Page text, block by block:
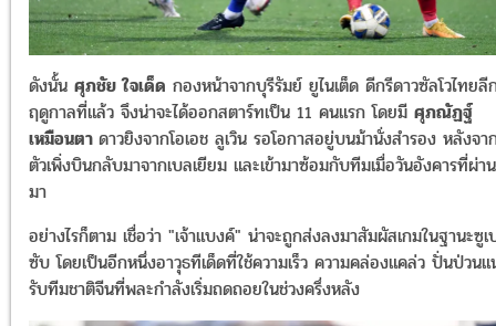
ดังนั้น ศุภชัย ใจเด็ด กองหน้าจากบุรีรัมย์ ยูไนเต็ด ดีกรีดาวซัลโวไทยลี
ฤดูกาลที่แล้ว จึงน่าจะได้ออกสตาร์ทเป็น 11 คนแรก โดยมี ศุภณัฏฐ์
เหมือนตา ดาวยิงจากโอเอช ลูเวิน รอโอกาสอยู่บนม้านั่งสำรอง หลังจา
ตัวเพิ่งบินกลับมาจากเบลเยียม และเข้ามาซ้อมกับทีมเมื่อวันอังคารที่ผ่าน
มา
อย่างไรก็ตาม เชื่อว่า "เจ้าแบงค์" น่าจะถูกส่งลงมาสัมผัสเกมในฐานะซูเ
ซับ โดยเป็นอีกหนึ่งอาวุธทีเด็ดที่ใช้ความเร็ว ความคล่องแคล่ว ปั่นป่วนแ
รับทีมชาติจีนที่พละกำลังเริ่มถดถอยในช่วงครึ่งหลัง